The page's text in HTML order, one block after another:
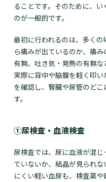
ることです。そのために、
のが一般的です。
最初に行われるのは、多く
ら痛みが出ているのか、痛
有無、吐き気・発熱の有無な
実際に背中や脇腹を軽く叩い
を確認し、腎臓や尿管のど
す。
①尿検査・血液検査
尿検査では、尿に血液が混
ていないか、結晶が見られ
にくい軽い血尿も、検査薬